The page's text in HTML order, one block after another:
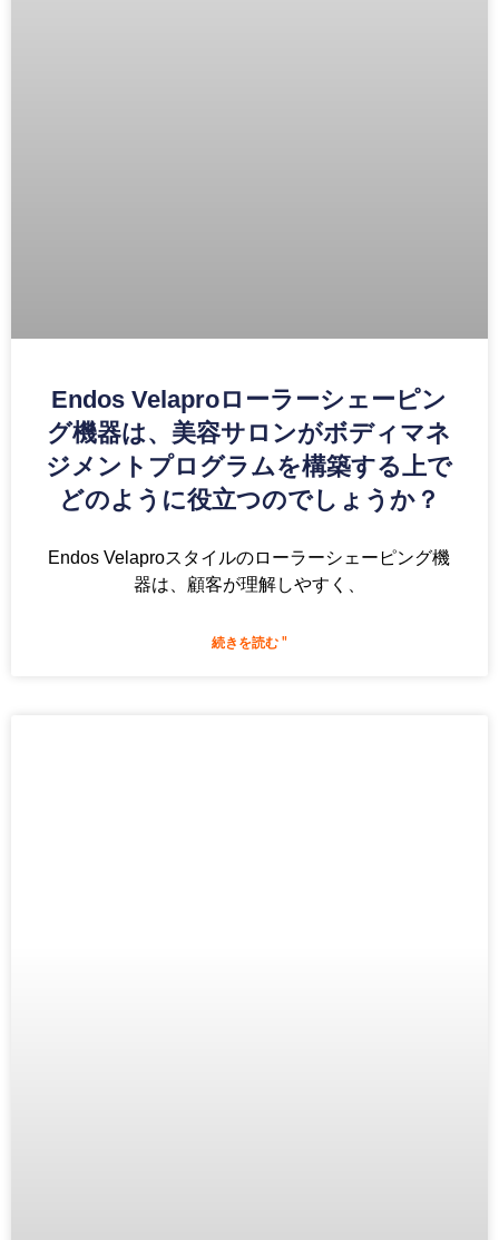
Endos Velaproローラーシェーピン
グ機器は、美容サロンがボディマネ
ジメントプログラムを構築する上で
どのように役立つのでしょうか？
Endos Velaproスタイルのローラーシェーピング機
器は、顧客が理解しやすく、
続きを読む "